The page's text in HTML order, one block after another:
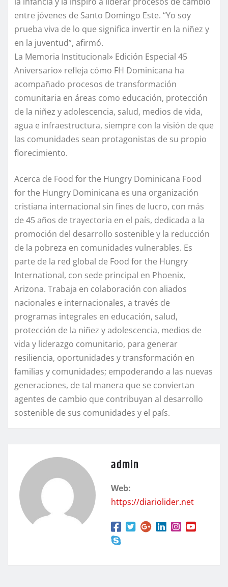
entre jóvenes de Santo Domingo Este. “Yo soy
prueba viva de lo que significa invertir en la niñez y
en la juventud”, afirmó.
La Memoria Institucional» Edición Especial 45
Aniversario» refleja cómo FH Dominicana ha
acompañado procesos de transformación
comunitaria en áreas como educación, protección
de la niñez y adolescencia, salud, medios de vida,
agua e infraestructura, siempre con la visión de que
las comunidades sean protagonistas de su propio
florecimiento.
Acerca de Food for the Hungry Dominicana Food
for the Hungry Dominicana es una organización
cristiana internacional sin fines de lucro, con más
de 45 años de trayectoria en el país, dedicada a la
promoción del desarrollo sostenible y la reducción
de la pobreza en comunidades vulnerables. Es
parte de la red global de Food for the Hungry
International, con sede principal en Phoenix,
Arizona. Trabaja en colaboración con aliados
nacionales e internacionales, a través de
programas integrales en educación, salud,
protección de la niñez y adolescencia, medios de
vida y liderazgo comunitario, para generar
resiliencia, oportunidades y transformación en
familias y comunidades; empoderando a las nuevas
generaciones, de tal manera que se conviertan
agentes de cambio que contribuyan al desarrollo
sostenible de sus comunidades y el país.
admin
Web:
https://diariolider.net